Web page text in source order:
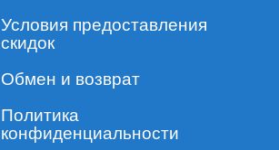
Условия предоставления
скидок
Обмен и возврат
Политика
конфиденциальности